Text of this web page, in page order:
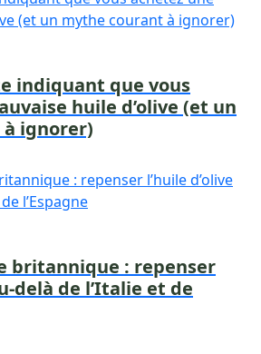
indiquant que vous
huile d’olive (et un
ignorer)
britannique : repenser
delà de l’Italie et de